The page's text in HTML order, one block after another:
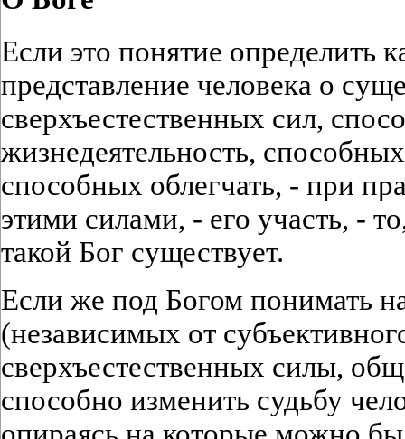
Если это понятие определить
представление человека о
сверхъестественных сил,
жизнедеятельность,
способных облегчать, - при
этими силами, - его участь, -
такой Бог существует.
Если же под Богом понимать
(независимых от
сверхъестественных силы,
способно изменить судьбу